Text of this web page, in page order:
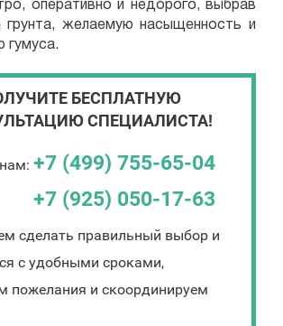
оперативно и недорого, выбрав
желаемую насыщенность и
гумуса.
БЕСПЛАТНУЮ
СПЕЦИАЛИСТА!
+7 (499) 755-65-04
+7 (925) 050-17-63
сделать правильный выбор и
с удобными сроками,
пожелания и скоординируем